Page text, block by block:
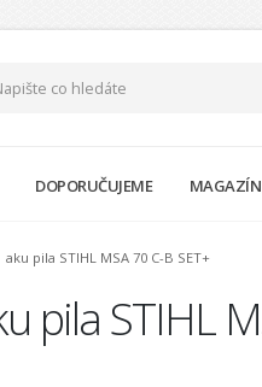
DOPORUČUJEME MAGAZÍN
aku pila STIHL MSA 70 C-B SET+
pila STIHL